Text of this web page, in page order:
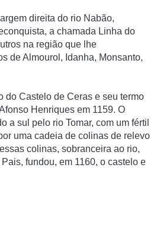
direita do rio Nabão,
a chamada Linha do
na região que lhe
de Almourol, Idanha, Monsanto,
do Castelo de Ceras e seu termo
Henriques em 1159. O
a sul pelo rio Tomar, com um fértil
uma cadeia de colinas de relevo
colinas, sobranceira ao rio,
fundou, em 1160, o castelo e